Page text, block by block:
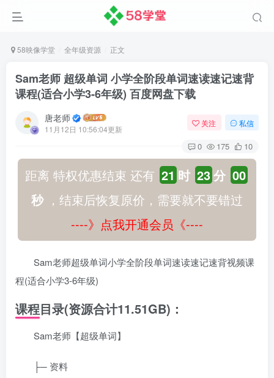
58映像学堂 全年级资源 正文
Sam老师 超级单词 小学全阶段单词速读速记速背
课程(适合小学3-6年级) 百度网盘下载
唐老师
11月12日 10:56:04更新
关注 私信
0 175 10
距离 特权优惠结束 还有 21 时 22分 59
秒，结束后恢复原价，需要就不要错过
----》点我开通会员《----
Sam老师超级单词小学全阶段单词速读速记速背视频课
程(适合小学3-6年级)
课程目录(资源合计11.51GB)：
Sam老师【超级单词】
├─ 资料